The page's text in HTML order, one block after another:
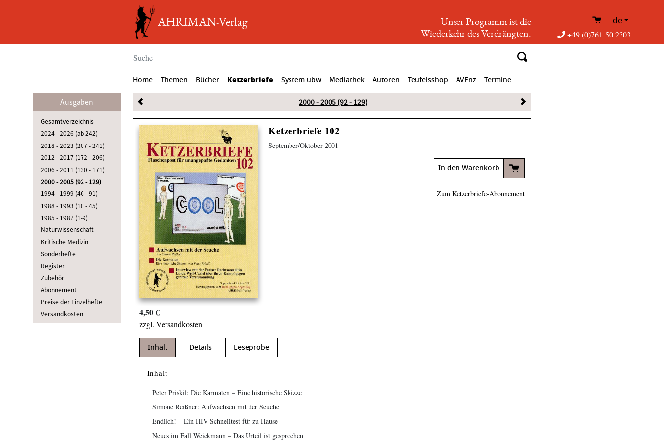
AHRIMAN-Verlag
Unser Programm ist die
Wiederkehr des Verdrängten.
de
+49-(0)761-50 2303
Home Themen Bücher Ketzerbriefe System ubw Mediathek Autoren Teufelsshop AVEnz Termine
Ausgaben
Gesamtverzeichnis
2024 - 2026 (ab 242)
2018 - 2023 (207 - 241)
2012 - 2017 (172 - 206)
2006 - 2011 (130 - 171)
2000 - 2005 (92 - 129)
1994 - 1999 (46 - 91)
1988 - 1993 (10 - 45)
1985 - 1987 (1-9)
Naturwissenschaft
Kritische Medizin
Sonderhefte
Register
Zubehör
Abonnement
Preise der Einzelhefte
Versandkosten
2000 - 2005 (92 - 129)
4,50 €
zzgl. Versandkosten
Ketzerbriefe 102
September/Oktober 2001
In den Warenkorb
Zum Ketzerbriefe-Abonnement
Inhalt Details Leseprobe
Inhalt
Peter Priskil: Die Karmaten – Eine historische Skizze
Simone Reißner: Aufwachsen mit der Seuche
Endlich! – Ein HIV-Schnelltest für zu Hause
Neues im Fall Weickmann – Das Urteil ist gesprochen